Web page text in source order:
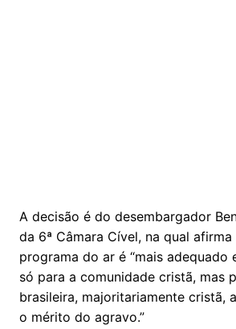
A decisão é do desembargador
da 6ª Câmara Cível, na qual
programa do ar é “mais adequado
só para a comunidade cristã, mas
brasileira, majoritariamente cristã,
o mérito do agravo.”